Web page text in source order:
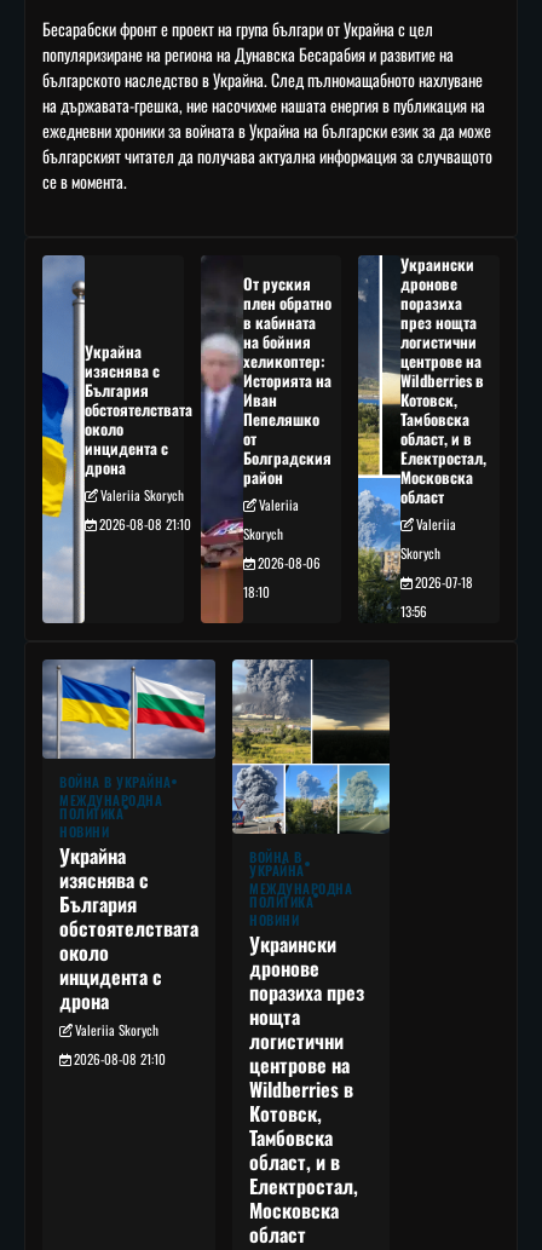
Бесарабски фронт е проект на група българи от Украйна с цел
популяризиране на региона на Дунавска Бесарабия и развитие на
българското наследство в Украйна. След пълномащабното нахлуване
на държавата-грешка, ние насочихме нашата енергия в публикация на
ежедневни хроники за войната в Украйна на български език за да може
българският читател да получава актуална информация за случващото
се в момента.
Украйна
изяснява с
България
обстоятелствата
около
инцидента с
дрона
Valeriia Skorych
2026-08-08 21:10
От руския
плен обратно
в кабината
на бойния
хеликоптер:
Историята на
Иван
Пепеляшко
от
Болградския
район
Valeriia
Skorych
2026-08-06
18:10
Украински
дронове
поразиха
през нощта
логистични
центрове на
Wildberries в
Котовск,
Тамбовска
област, и в
Електростал,
Московска
област
Valeriia
Skorych
2026-07-18
13:56
ВОЙНА В УКРАЙНА
МЕЖДУНАРОДНА
ПОЛИТИКА
НОВИНИ
Украйна
изяснява с
България
обстоятелствата
около
инцидента с
дрона
Valeriia Skorych
2026-08-08 21:10
ВОЙНА В
УКРАЙНА
МЕЖДУНАРОДНА
ПОЛИТИКА
НОВИНИ
Украински
дронове
поразиха през
нощта
логистични
центрове на
Wildberries в
Котовск,
Тамбовска
област, и в
Електростал,
Московска
област